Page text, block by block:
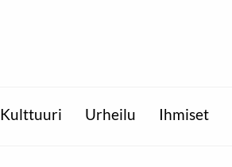
Kulttuuri Urheilu Ihmiset